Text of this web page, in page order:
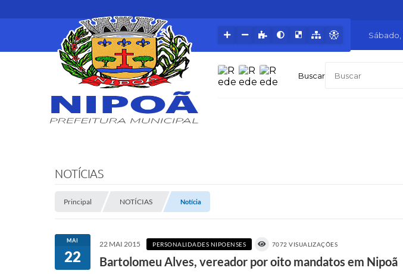
Buscar
Sábado
NOTÍCIAS
Principal NOTÍCIAS Notícia
MAI
22
22 MAI 2015 PERSONALIDADES NIPOENSES 7072 VISUALIZAÇÕES
Bartolomeu Alves, vereador por oito mandatos em Nipoã